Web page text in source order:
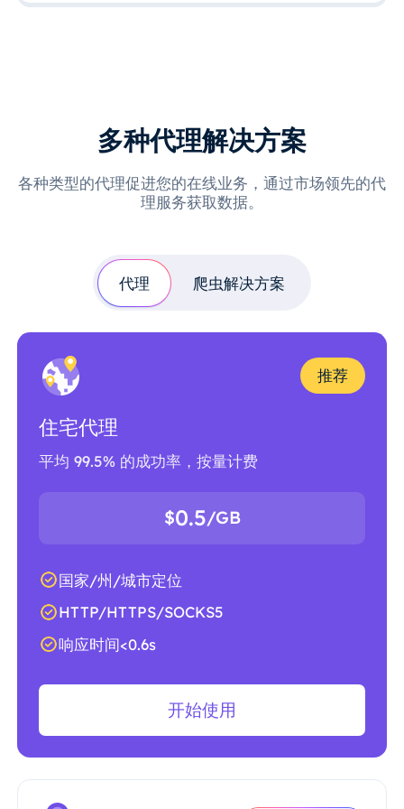
多种代理解决方案
各种类型的代理促进您的在线业务，通过市场领先的代
理服务获取数据。
代理 爬虫解决方案
推荐
住宅代理
平均 99.5% 的成功率，按量计费
$0.5/GB
国家/州/城市定位
HTTP/HTTPS/SOCKS5
响应时间<0.6s
开始使用